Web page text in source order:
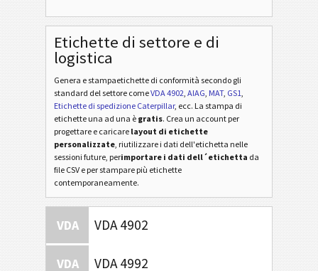
Etichette di settore e di
logistica
Genera e stampaetichette di conformità secondo gli
standard del settore comeVDA 4902, AIAG, MAT, GS1,
Etichette di spedizione Caterpillar, ecc. La stampa di
etichette una ad una è gratis. Crea un account per
progettare e caricare layout di etichette
personalizzate, riutilizzare i dati dell'etichetta nelle
sessioni future, perimportare i dati dell´etichetta da
file CSV e per stampare più etichette
contemporaneamente.
VDA VDA 4902
VDA VDA 4992